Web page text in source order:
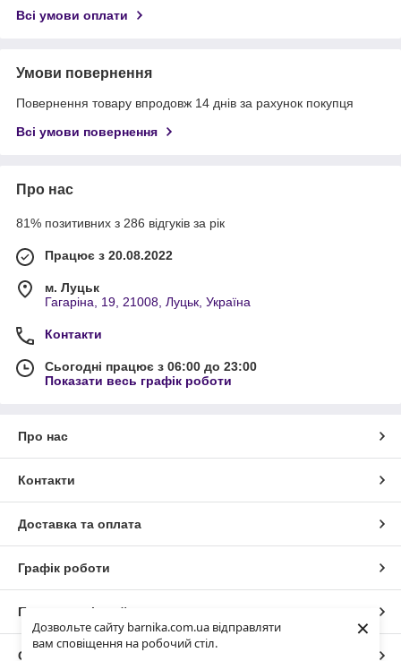
Дозвольте сайту barnika.com.ua відправляти
вам сповіщення на робочий стіл.
×
Всі умови оплати
Умови повернення
Повернення товару впродовж 14 днів за рахунок покупця
Всі умови повернення
Про нас
81% позитивних з 286 відгуків за рік
Працює з 20.08.2022
м. Луцьк
Гагаріна, 19, 21008, Луцьк, Україна
Контакти
Сьогодні працює з 06:00 до 23:00
Показати весь графік роботи
Про нас
Контакти
Доставка та оплата
Графік роботи
Повна версія сайту
Сайт створено на маркетплейсі